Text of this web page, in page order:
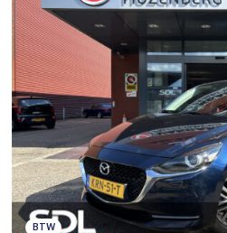
Multimedia systeem
Navigatie
Navigatiesysteem
Navigatie voorbereiding
Radio
Radio-cd/mp3 speler
Spraakbediening
BTW